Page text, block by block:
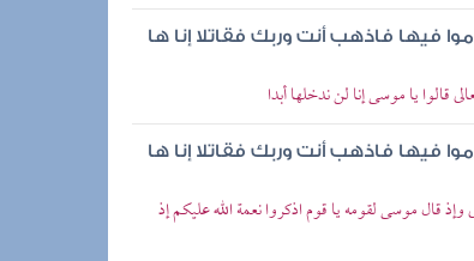
فيها فاذهب أنت وربك فقاتلا إنا ها
قالوا يا موسى إنا لن ندخلها أبدا
فيها فاذهب أنت وربك فقاتلا إنا ها
قال موسى لقومه يا قوم اذكروا نعمة الله عليكم إذ